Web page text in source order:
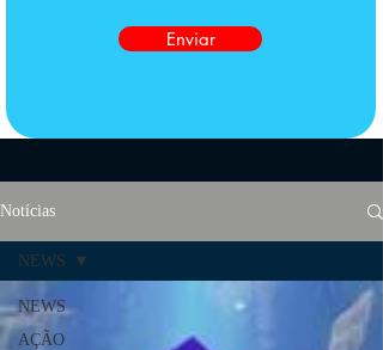
Enviar
Notícias
NEWS
AÇÃO
NEWS